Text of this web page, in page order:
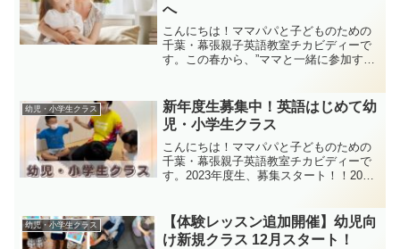
へ
こんにちは！ママパパと子どものための
千葉・幕張親子英語教室チカビディーで
す。この春から、”ママと一緒に参加する”
らって聞くけど、習い事させるにはまだ
早い気も…そんなふ...
幼児・小学生クラス
新年度生募集中！英語はじめて幼
児・小学生クラス
こんにちは！ママパパと子どものための
千葉・幕張親子英語教室チカビディーで
す。2023年度生、募集スタート！！2023
幼児・小学生クラス
【体験レッスン追加開催】幼児向
け新規クラス 12月スタート！